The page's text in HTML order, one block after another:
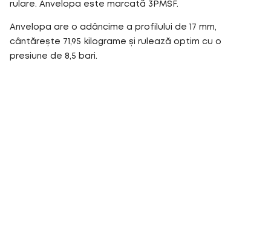
rulare. Anvelopa este marcată 3PMSF.
Anvelopa are o adâncime a profilului de 17 mm,
cântărește 71,95 kilograme și rulează optim cu o
presiune de 8,5 bari.